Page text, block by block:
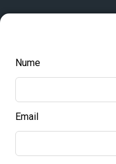
Nume
Email